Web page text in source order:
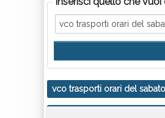
vco trasporti orari del sabato